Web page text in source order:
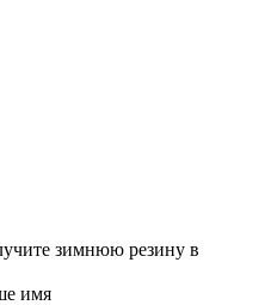
зимнюю резину в
имя